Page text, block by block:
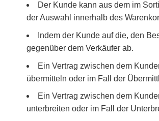
Der Kunde kann aus dem im
der Auswahl innerhalb des
Indem der Kunde auf die, den
gegenüber dem Verkäufer ab.
Ein Vertrag zwischen dem
übermitteln oder im Fall der
Ein Vertrag zwischen dem
unterbreiten oder im Fall der